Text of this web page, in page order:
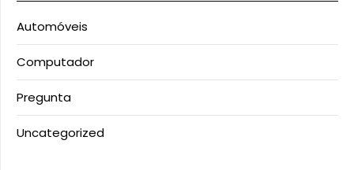
Automóveis
Computador
Pregunta
Uncategorized